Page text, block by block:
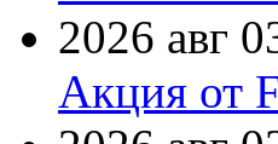
2026 авг
Акция от